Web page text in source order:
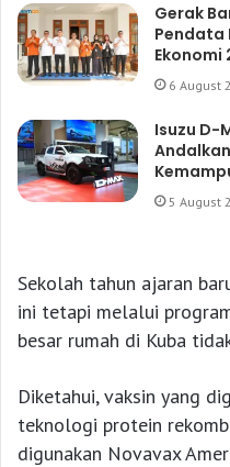
Gerak
Pendata
Ekonomi
6 August
Isuzu D-
5 August
Sekolah tahun ajaran
ini tetapi melalui
besar rumah di Kuba
Diketahui, vaksin yang
teknologi protein
digunakan Novavax